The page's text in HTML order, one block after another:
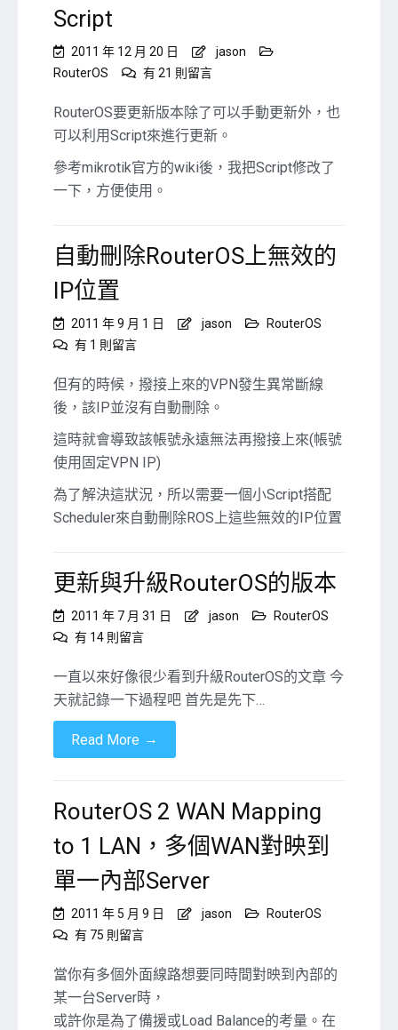
中
Script
2011 年 12 月 20 日
jason
RouterOS
在
自
動
更
新
版
本
中
有 21 則留言
RouterOS要更新版本除了可以手動更新外，也
可以利用Script來進行更新。
參考mikrotik官方的wiki後，我把Script修改了
一下，方便使用。
自動刪除RouterOS上無效的
IP位置
2011 年 9 月 1 日 jason
RouterOS
在
動
刪
除
RouterOS
上
無
效
中
有 1 則留言
但有的時候，撥接上來的VPN發生異常斷線
後，該IP並沒有自動刪除。
這時就會導致該帳號永遠無法再撥接上來(帳號
使用固定VPN IP)
為了解決這狀況，所以需要一個小Script搭配
Scheduler來自動刪除ROS上這些無效的IP位置
更新與升級RouterOS的版本
2011 年 7 月 31 日 jason
RouterOS
在
新
與
升
RouterOS
版
本〉
中
有 14 則留言
一直以來好像很少看到升級RouterOS的文章 今
天就記錄一下過程吧 首先是先下…
Read More →
RouterOS 2 WAN Mapping
to 1 LAN，多個WAN對映到
單一內部Server
2011 年 5 月 9 日 jason
RouterOS
在
2
WAN
Mapping
to
有 75 則留言
當你有多個外面線路想要同時間對映到內部的
某一台Server時，
或許你是為了備援或Load Balance的考量。在